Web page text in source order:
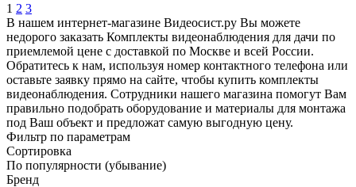
1 2 3
В нашем интернет-магазине Видеосист.ру Вы можете
недорого заказать Комплекты видеонаблюдения для дачи по
приемлемой цене с доставкой по Москве и всей России.
Обратитесь к нам, используя номер контактного телефона или
оставьте заявку прямо на сайте, чтобы купить комплекты
видеонаблюдения. Сотрудники нашего магазина помогут Вам
правильно подобрать оборудование и материалы для монтажа
под Ваш объект и предложат самую выгодную цену.
Фильтр по параметрам
Сортировка
По популярности (убывание)
Бренд